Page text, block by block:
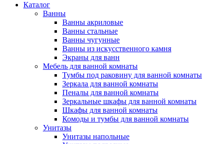
Каталог
Ванны
Ванны акриловые
Ванны стальные
Ванны чугунные
Ванны из искусственного камня
Экраны для ванн
Мебель для ванной комнаты
Тумбы под раковину для ванной комнаты
Зеркала для ванной комнаты
Пеналы для ванной комнаты
Зеркальные шкафы для ванной комнаты
Шкафы для ванной комнаты
Комоды и тумбы для ванной комнаты
Унитазы
Унитазы напольные